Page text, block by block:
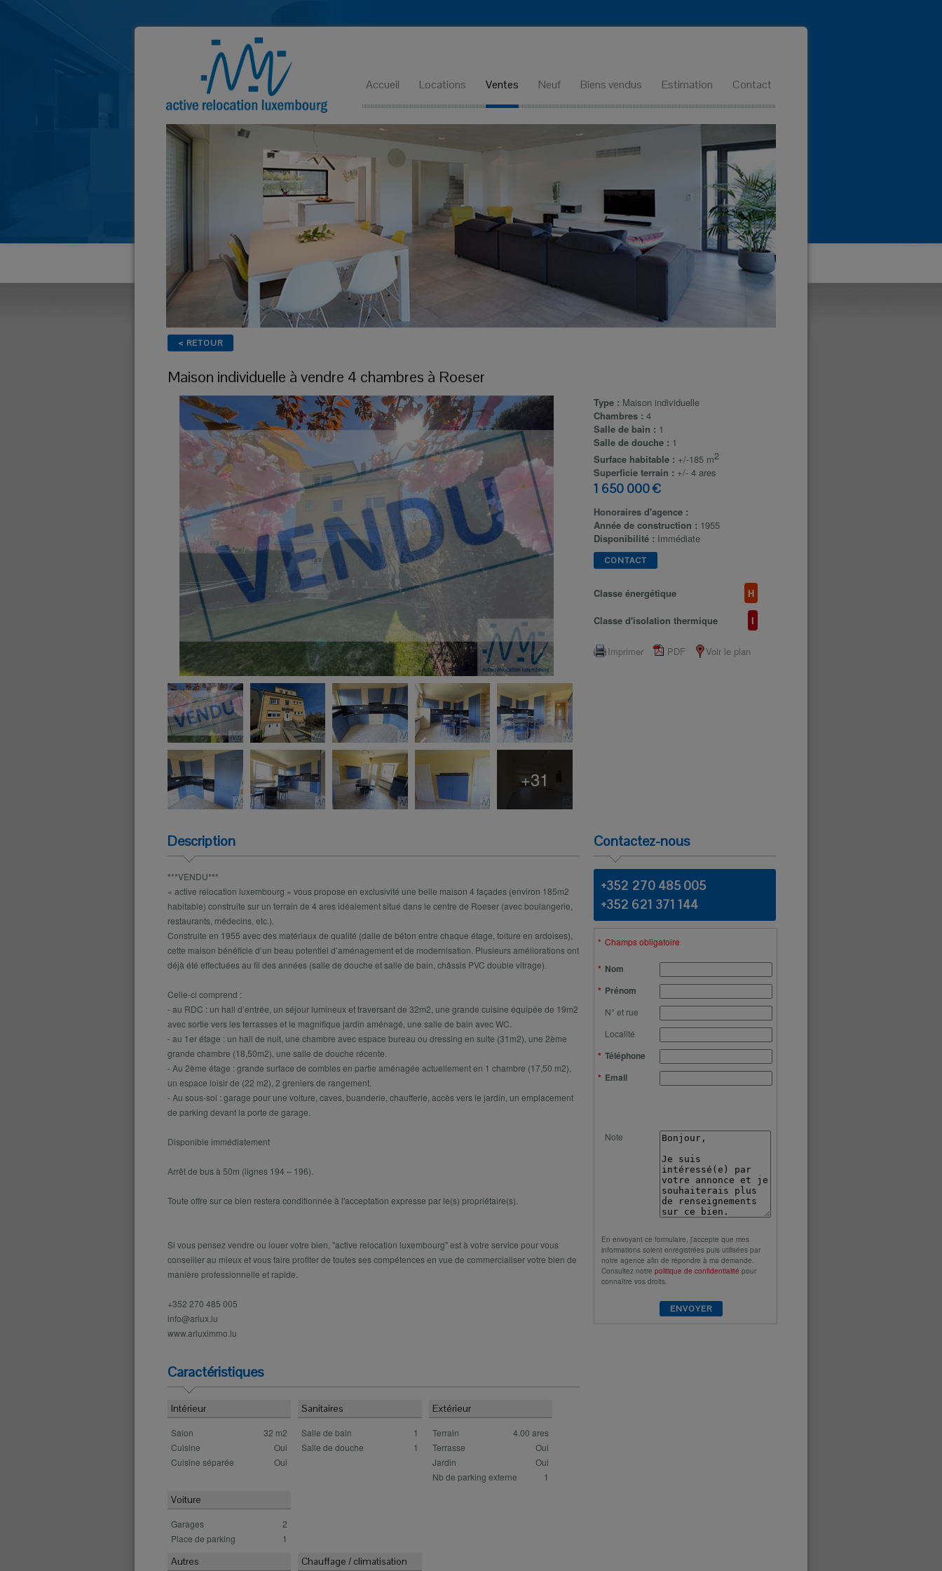
Accueil Locations Ventes Neuf Biens vendus Estimation Contact
< RETOUR
Maison individuelle à vendre 4 chambres à Roeser
+31
Type : Maison individuelle
Chambres : 4
Salle de bain : 1
Salle de douche : 1
Surface habitable : +/-185 m2
Superficie terrain : +/- 4 ares
1 650 000 €
Honoraires d'agence :
Année de construction : 1955
Disponibilité : Immédiate
CONTACT
Classe énergétique H
Classe d'isolation thermique I
Imprimer PDF Voir le plan
Description
***VENDU***
« active relocation luxembourg » vous propose en exclusivité une belle maison 4 façades (environ 185m2
habitable) construite sur un terrain de 4 ares idéalement situé dans le centre de Roeser (avec boulangerie,
restaurants, médecins, etc.).
Construite en 1955 avec des matériaux de qualité (dalle de béton entre chaque étage, toiture en ardoises),
cette maison bénéficie d’un beau potentiel d’aménagement et de modernisation. Plusieurs améliorations ont
déjà été effectuées au fil des années (salle de douche et salle de bain, châssis PVC double vitrage).
Celle-ci comprend :
- au RDC : un hall d’entrée, un séjour lumineux et traversant de 32m2, une grande cuisine équipée de 19m2
avec sortie vers les terrasses et le magnifique jardin aménagé, une salle de bain avec WC.
- au 1er étage : un hall de nuit, une chambre avec espace bureau ou dressing en suite (31m2), une 2ème
grande chambre (18,50m2), une salle de douche récente.
- Au 2ème étage : grande surface de combles en partie aménagée actuellement en 1 chambre (17,50 m2),
un espace loisir de (22 m2), 2 greniers de rangement.
- Au sous-sol : garage pour une voiture, caves, buanderie, chaufferie, accès vers le jardin, un emplacement
de parking devant la porte de garage.
Disponible immédiatement
Arrêt de bus à 50m (lignes 194 – 196).
Toute offre sur ce bien restera conditionnée à l'acceptation expresse par le(s) propriétaire(s).
Si vous pensez vendre ou louer votre bien, ''active relocation luxembourg'' est à votre service pour vous
conseiller au mieux et vous faire profiter de toutes ses compétences en vue de commercialiser votre bien de
manière professionnelle et rapide.
+352 270 485 005
info@arlux.lu
www.arluximmo.lu
Caractéristiques
Intérieur
Salon
32 m2
Cuisine
Oui
Cuisine séparée
Oui
Sanitaires
Salle de bain
1
Salle de douche
1
Extérieur
Terrain
4.00 ares
Terrasse
Oui
Jardin
Oui
Nb de parking externe
1
Voiture
Garages
2
Place de parking
1
Autres Chauffage / climatisation
Contactez-nous
+352 270 485 005
+352 621 371 144
Champs obligatoire
Nom
Prénom
N° et rue
Localité
Téléphone
Email
Note
En envoyant ce formulaire, j’accepte que mes
informations soient enregistrées puis utilisées par
notre agence afin de répondre à ma demande.
Consultez notre politique de confidentialité pour
connaître vos droits.